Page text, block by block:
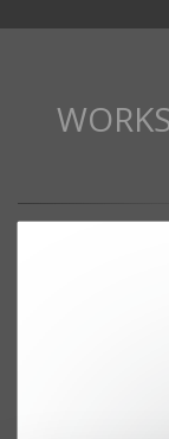
WORKS